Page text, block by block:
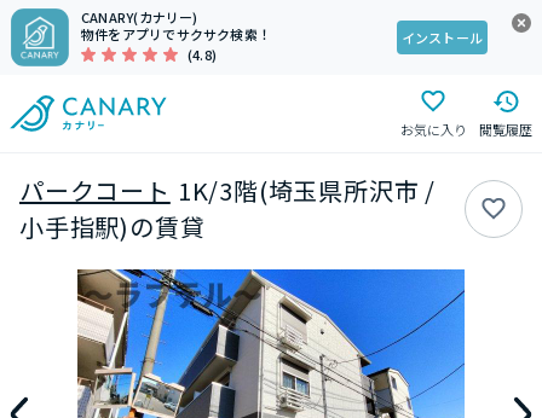
CANARY(カナリー)
物件をアプリでサクサク検索！
(4.8)
インストール
お気に入り 閲覧履歴
パークコート 1K/3階(埼玉県所沢市 /
小手指駅)の賃貸